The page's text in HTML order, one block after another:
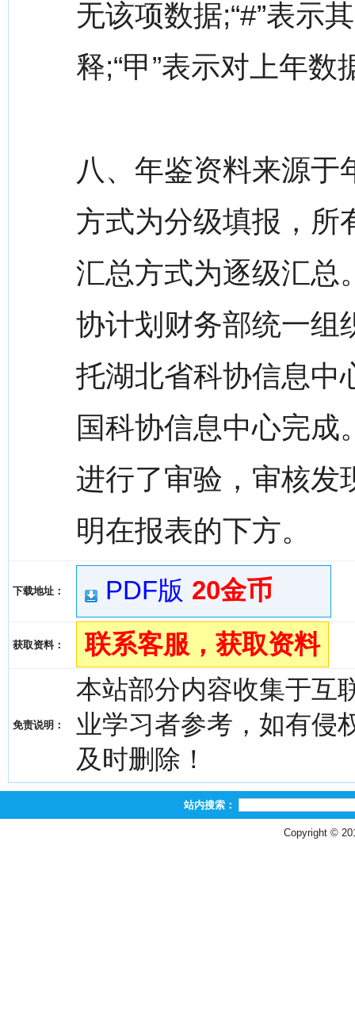
无该项数据;“#”表示
释;“甲”表示对上年数
八、年鉴资料来源于
方式为分级填报，所
汇总方式为逐级汇总
协计划财务部统一组
托湖北省科协信息中
国科协信息中心完
进行了审验，审核发
明在报表的下方。
下载地址： PDF版 20金币
获取资料： 联系客服，获取资料
免责说明：
本站部分内容收集于互
业学习者参考，如有侵
及时删除！
站内搜索：
Copyright ©